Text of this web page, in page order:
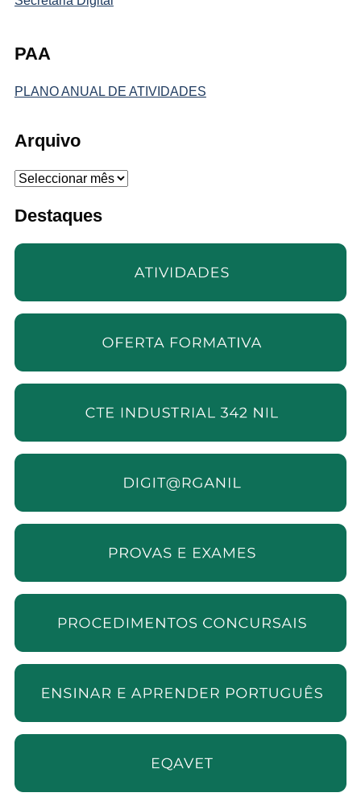
PAA
PLANO ANUAL DE ATIVIDADES
Arquivo
Arquivo
Destaques